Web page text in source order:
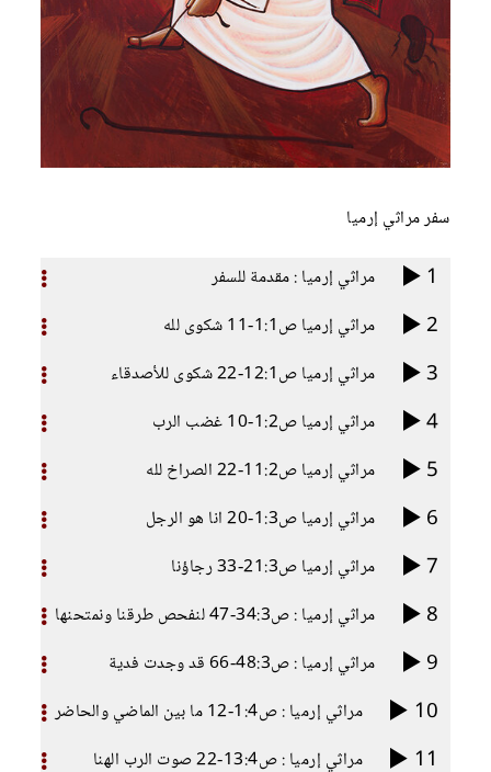
سفر مراثي إرميا
1 مراثي إرميا : مقدمة للسفر
2 مراثي إرميا ص1:1-11 شكوى لله
3 مراثي إرميا ص12:1-22 شكوى للأصدقاء
4 مراثي إرميا ص1:2-10 غضب الرب
5 مراثي إرميا ص11:2-22 الصراخ لله
6 مراثي إرميا ص1:3-20 انا هو الرجل
7 مراثي إرميا ص21:3-33 رجاؤنا
8 مراثي إرميا : ص34:3-47 لنفحص طرقنا ونمتحنها
9 مراثي إرميا : ص48:3-66 قد وجدت فدية
10 مراثي إرميا : ص1:4-12 ما بين الماضي والحاضر
11 مراثي إرميا : ص13:4-22 صوت الرب الهنا